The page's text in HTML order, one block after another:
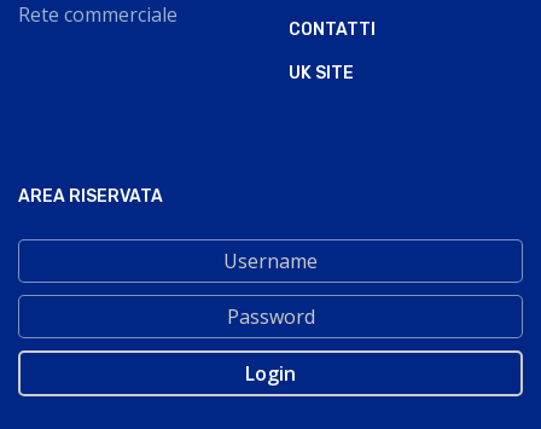
Rete commerciale
CONTATTI
UK SITE
AREA RISERVATA